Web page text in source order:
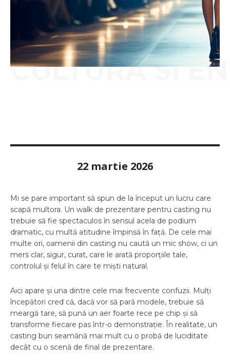
CULTURA SI
22 martie 2026
Mi se pare important să spun de la început un lucru care
scapă multora. Un walk de prezentare pentru casting nu
trebuie să fie spectaculos în sensul acela de podium
dramatic, cu multă atitudine împinsă în față. De cele mai
multe ori, oamenii din casting nu caută un mic show, ci un
mers clar, sigur, curat, care le arată proporțiile tale,
controlul și felul în care te miști natural.
Aici apare și una dintre cele mai frecvente confuzii. Mulți
începători cred că, dacă vor să pară modele, trebuie să
meargă tare, să pună un aer foarte rece pe chip și să
transforme fiecare pas într-o demonstrație. În realitate, un
casting bun seamănă mai mult cu o probă de luciditate
decât cu o scenă de final de prezentare.